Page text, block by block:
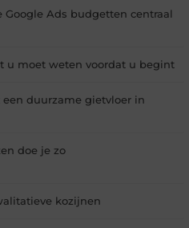
Google Ads budgetten centraal
u moet weten voordat u begint
duurzame gietvloer in
doe je zo
kozijnen